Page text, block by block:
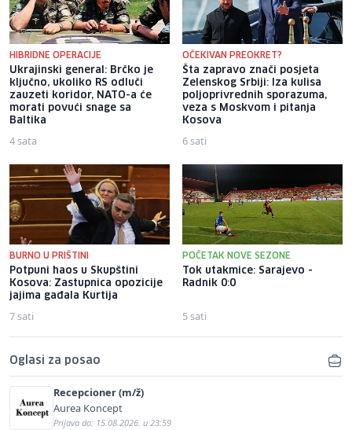
HIBRIDNE OPERACIJE
Ukrajinski general: Brčko je
ključno, ukoliko RS odluči
zauzeti koridor, NATO-a će
morati povući snage sa
Baltika
4 sata
OČEKIVAN PREOKRET?
Šta zapravo znači posjeta
Zelenskog Srbiji: Iza kulisa
poljoprivrednih sporazuma,
veza s Moskvom i pitanja
Kosova
6 sati
BURNO U PRIŠTINI
Potpuni haos u Skupštini
Kosova: Zastupnica opozicije
jajima gađala Kurtija
7 sati
POČETAK NOVE SEZONE
Tok utakmice: Sarajevo -
Radnik 0:0
5 sati
Oglasi za posao
Recepcioner (m/ž)
Aurea Koncept
Prijava do: 15.08.2026. u 23:59